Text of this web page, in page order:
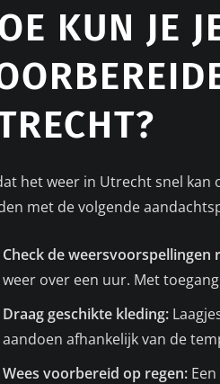
KUN JE
het weer in Utrecht snel
met de volgende
Check de weersvoorspellingen
weer over een uur. Met
Draag geschikte kleding:
aandoen afhankelijk van de
Wees voorbereid op regen: